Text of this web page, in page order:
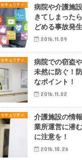
セキュリティ
病院や介護施
きてしまった
どめる事故発
2016.11.09
セキュリティ
病院での窃盗
未然に防ぐ！
なポイント！
2016.11.02
セキュリティ
介護施設の情
業所運営に潜
に注意を！
2016.10.26